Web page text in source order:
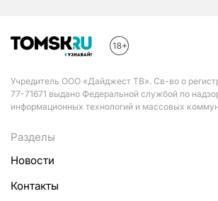
Учредитель ООО «Дайджест ТВ». Св-во о
77-71671 выдано Федеральной службой по
информационных технологий и массовых
Разделы
Новости
Контакты